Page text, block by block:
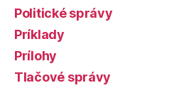
Politické správy
Príklady
Prílohy
Tlačové správy